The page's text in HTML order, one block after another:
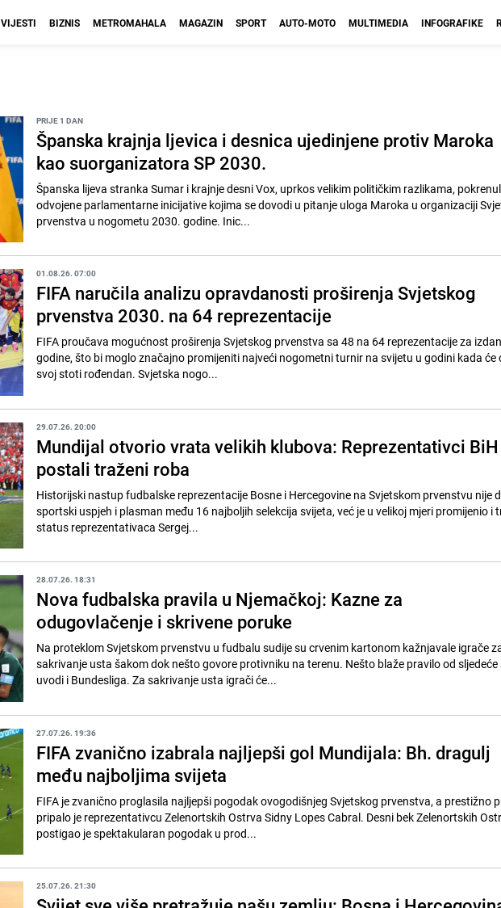
VIJESTI BIZNIS METROMAHALA MAGAZIN SPORT AUTO-MOTO MULTIMEDIA INFOGRAFIKE
PRIJE 1 DAN
Španska krajnja ljevica i desnica ujedinjene protiv Maroka
kao suorganizatora SP 2030.
Španska lijeva stranka Sumar i krajnje desni Vox, uprkos velikim političkim razlikama,
odvojene parlamentarne inicijative kojima se dovodi u pitanje uloga Maroka u organizaciji
prvenstva u nogometu 2030. godine. Inic...
01.08.26. 07:00
FIFA naručila analizu opravdanosti proširenja Svjetskog
prvenstva 2030. na 64 reprezentacije
FIFA proučava mogućnost proširenja Svjetskog prvenstva sa 48 na 64 reprezentacije za
godine, što bi moglo značajno promijeniti najveći nogometni turnir na svijetu u godini kada će
svoj stoti rođendan. Svjetska nogo...
29.07.26. 20:00
Mundijal otvorio vrata velikih klubova: Reprezentativci BiH
postali traženi roba
Historijski nastup fudbalske reprezentacije Bosne i Hercegovine na Svjetskom prvenstvu nije
sportski uspjeh i plasman među 16 najboljih selekcija svijeta, već je u velikoj mjeri promijenio i
status reprezentativaca Sergej...
28.07.26. 18:31
Nova fudbalska pravila u Njemačkoj: Kazne za
odugovlačenje i skrivene poruke
Na proteklom Svjetskom prvenstvu u fudbalu sudije su crvenim kartonom kažnjavale igrače
sakrivanje usta šakom dok nešto govore protivniku na terenu. Nešto blaže pravilo od sljedeće
uvodi i Bundesliga. Za sakrivanje usta igrači će...
27.07.26. 19:36
FIFA zvanično izabrala najljepši gol Mundijala: Bh. dragulj
među najboljima svijeta
FIFA je zvanično proglasila najljepši pogodak ovogodišnjeg Svjetskog prvenstva, a prestižno
pripalo je reprezentativcu Zelenortskih Ostrva Sidny Lopes Cabral. Desni bek Zelenortskih
postigao je spektakularan pogodak u prod...
25.07.26. 21:30